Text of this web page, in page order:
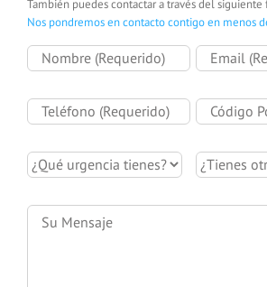
También puedes contactar a través del
Nos pondremos en contacto contigo en menos